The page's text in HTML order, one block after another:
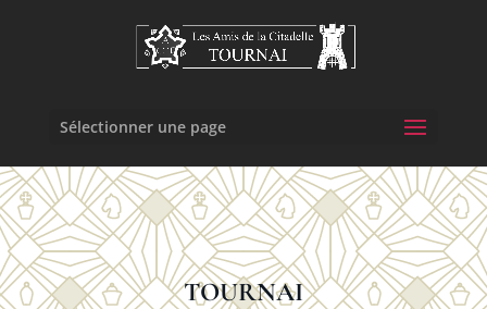
Sélectionner une page
TOURNAI